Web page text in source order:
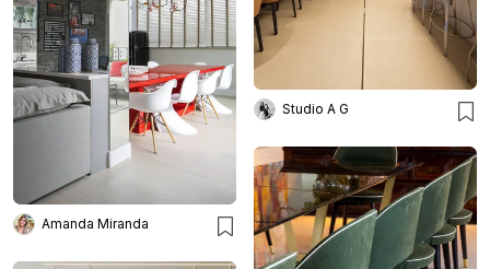
Studio A G
Amanda Miranda